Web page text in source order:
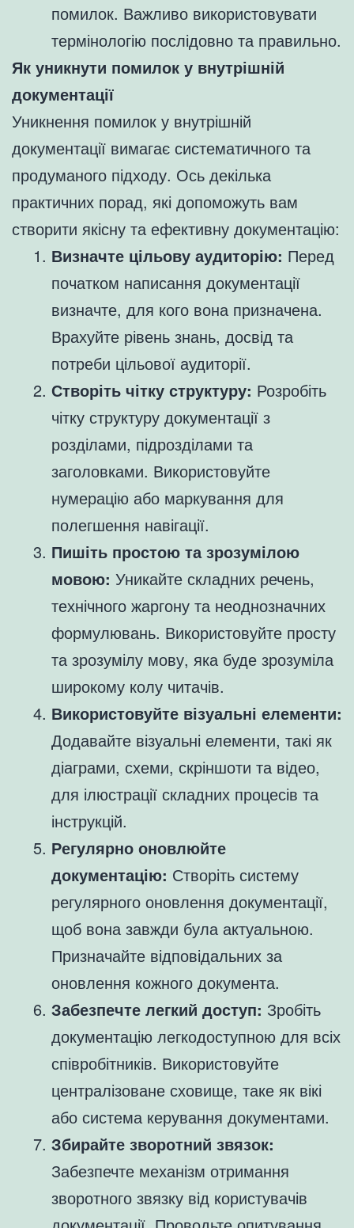
помилок. Важливо використовувати
термінологію послідовно та правильно.
Як уникнути помилок у внутрішній
документації
Уникнення помилок у внутрішній
документації вимагає систематичного та
продуманого підходу. Ось декілька
практичних порад, які допоможуть вам
створити якісну та ефективну документацію:
Визначте цільову аудиторію: Перед
початком написання документації
визначте, для кого вона призначена.
Врахуйте рівень знань, досвід та
потреби цільової аудиторії.
Створіть чітку структуру: Розробіть
чітку структуру документації з
розділами, підрозділами та
заголовками. Використовуйте
нумерацію або маркування для
полегшення навігації.
Пишіть простою та зрозумілою
мовою: Уникайте складних речень,
технічного жаргону та неоднозначних
формулювань. Використовуйте просту
та зрозумілу мову, яка буде зрозуміла
широкому колу читачів.
Використовуйте візуальні елементи:
Додавайте візуальні елементи, такі як
діаграми, схеми, скріншоти та відео,
для ілюстрації складних процесів та
інструкцій.
Регулярно оновлюйте
документацію: Створіть систему
регулярного оновлення документації,
щоб вона завжди була актуальною.
Призначайте відповідальних за
оновлення кожного документа.
Забезпечте легкий доступ: Зробіть
документацію легкодоступною для всіх
співробітників. Використовуйте
централізоване сховище, таке як вікі
або система керування документами.
Збирайте зворотний звязок:
Забезпечте механізм отримання
зворотного звязку від користувачів